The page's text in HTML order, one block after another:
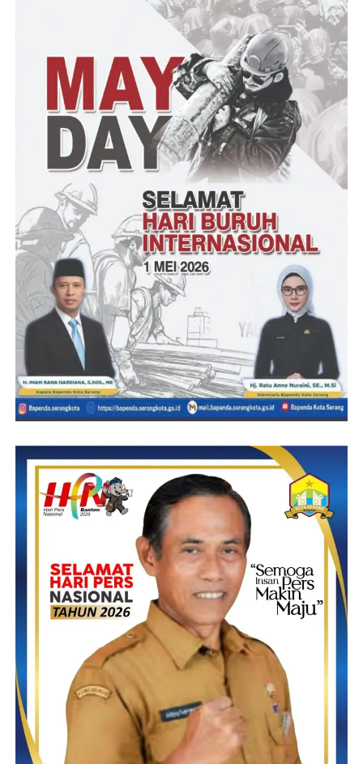
ditutup puluhan kilometer, demi proyek tsb. Yang terlalu
dipaksakan pengerjaannya tanpa mempertimbangkan faktor
keselamatan pengguna tol tsb, sepertinya management layanan
tol Tangerang merak harus di Evaluasi Kinerjanya,”
Pungkasnya.
(Edi Sukanto – Hermawan)
Post Views: 20